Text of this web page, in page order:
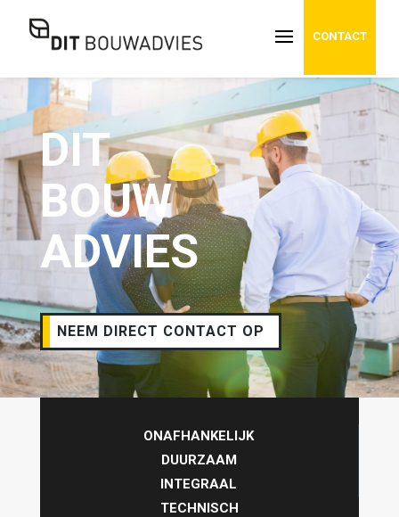
CONTACT
DIT
BOUW
ADVIES
NEEM DIRECT CONTACT OP
ONAFHANKELIJK
DUURZAAM
INTEGRAAL
TECHNISCH